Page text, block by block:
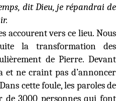
dit Dieu, je répandrai de
accourent vers ce lieu. Nous
la transformation des
de Pierre. Devant
et ne craint pas d’annoncer
cette foule, les paroles de
3000 personnes qui font